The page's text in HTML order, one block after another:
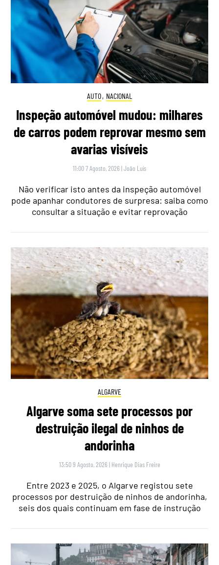
AUTO, NACIONAL
Inspeção automóvel mudou: milhares
de carros podem reprovar mesmo sem
avarias visíveis
11:00 7 Agosto, 2026 |João Luís
Não verificar isto antes da inspeção automóvel
pode apanhar condutores de surpresa: saiba como
consultar a situação e evitar reprovação
ALGARVE
Algarve soma sete processos por
destruição ilegal de ninhos de
andorinha
13:50 9 Agosto, 2026 | Henrique Dias Freire
Entre 2023 e 2025, o Algarve registou sete
processos por destruição de ninhos de andorinha,
seis dos quais continuam em fase de instrução